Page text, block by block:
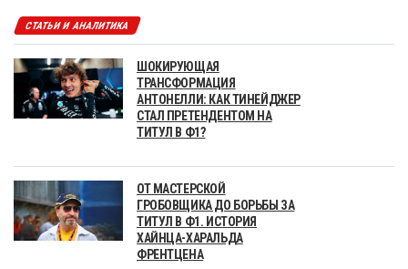
СТАТЬИ И АНАЛИТИКА
ШОКИРУЮЩАЯ
ТРАНСФОРМАЦИЯ
АНТОНЕЛЛИ: КАК ТИНЕЙДЖЕР
СТАЛ ПРЕТЕНДЕНТОМ НА
ТИТУЛ В Ф1?
ОТ МАСТЕРСКОЙ
ГРОБОВЩИКА ДО БОРЬБЫ ЗА
ТИТУЛ В Ф1. ИСТОРИЯ
ХАЙНЦА-ХАРАЛЬДА
ФРЕНТЦЕНА